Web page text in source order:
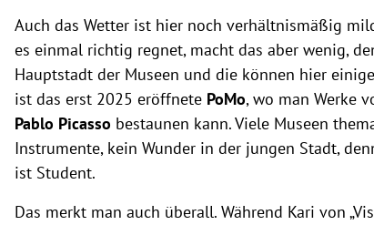
Auch das Wetter ist hier noch verhältnismäßig
es einmal richtig regnet, macht das aber wenig,
Hauptstadt der Museen und die können hier
ist das erst 2025 eröffnete PoMo, wo man Werke
Pablo Picasso bestaunen kann. Viele Museen
Instrumente, kein Wunder in der jungen Stadt,
ist Student.
Das merkt man auch überall. Während Kari von